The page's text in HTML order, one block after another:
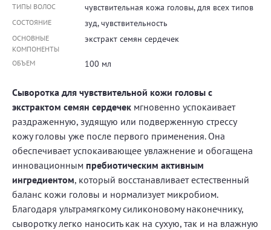
ТИПЫ ВОЛОС чувствительная кожа головы, для всех типов
СОСТОЯНИЕ зуд, чувствительность
ОСНОВНЫЕ
КОМПОНЕНТЫ
экстракт семян сердечек
ОБЪЕМ 100 мл
Сыворотка для чувствительной кожи головы с
экстрактом семян сердечек мгновенно успокаивает
раздраженную, зудящую или подверженную стрессу
кожу головы уже после первого применения. Она
обеспечивает успокаивающее увлажнение и обогащена
инновационным пребиотическим активным
ингредиентом, который восстанавливает естественный
баланс кожи головы и нормализует микробиом.
Благодаря ультрамягкому силиконовому наконечнику,
сыворотку легко наносить как на сухую, так и на влажную